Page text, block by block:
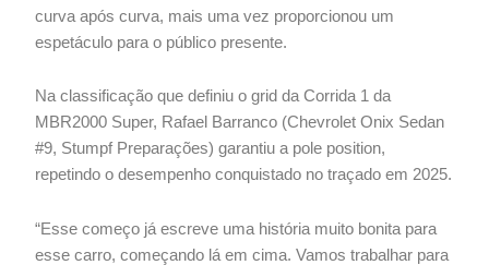
curva após curva, mais uma vez proporcionou um
espetáculo para o público presente.
Na classificação que definiu o grid da Corrida 1 da
MBR2000 Super, Rafael Barranco (Chevrolet Onix Sedan
#9, Stumpf Preparações) garantiu a pole position,
repetindo o desempenho conquistado no traçado em 2025.
“Esse começo já escreve uma história muito bonita para
esse carro, começando lá em cima. Vamos trabalhar para